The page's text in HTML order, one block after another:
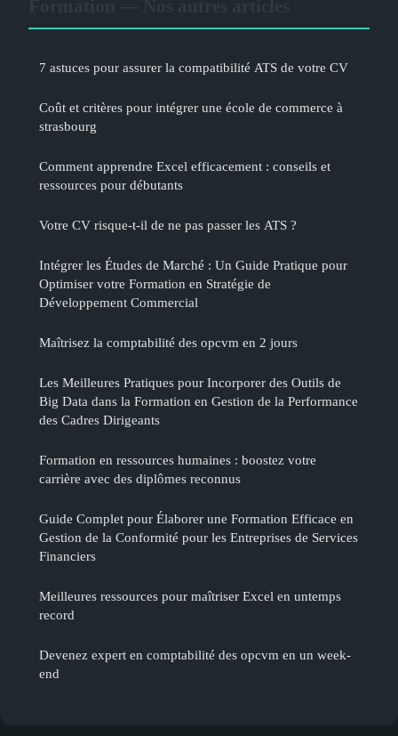
7 astuces pour assurer la compatibilité ATS de votre CV
Coût et critères pour intégrer une école de commerce à
strasbourg
Comment apprendre Excel efficacement : conseils et
ressources pour débutants
Votre CV risque-t-il de ne pas passer les ATS ?
Intégrer les Études de Marché : Un Guide Pratique pour
Optimiser votre Formation en Stratégie de
Développement Commercial
Maîtrisez la comptabilité des opcvm en 2 jours
Les Meilleures Pratiques pour Incorporer des Outils de
Big Data dans la Formation en Gestion de la Performance
des Cadres Dirigeants
Formation en ressources humaines : boostez votre
carrière avec des diplômes reconnus
Guide Complet pour Élaborer une Formation Efficace en
Gestion de la Conformité pour les Entreprises de Services
Financiers
Meilleures ressources pour maîtriser Excel en untemps
record
Devenez expert en comptabilité des opcvm en un week-
end